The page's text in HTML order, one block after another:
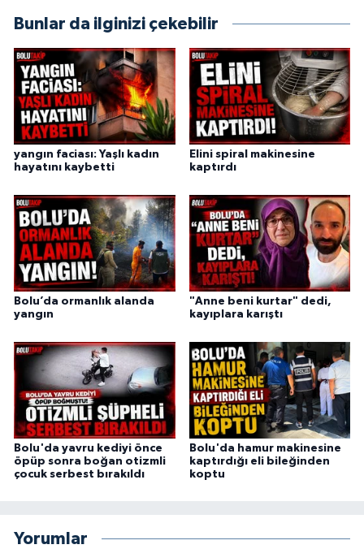
Bunlar da ilginizi çekebilir
yangın faciası: Yaşlı kadın
hayatını kaybetti
Elini spiral makinesine
kaptırdı
Bolu’da ormanlık alanda
yangın
"Anne beni kurtar" dedi,
kayıplara karıştı
Bolu'da yavru kediyi önce
öpüp sonra boğan otizmli
çocuk serbest bırakıldı
Bolu'da hamur makinesine
kaptırdığı eli bileğinden
koptu
Yorumlar